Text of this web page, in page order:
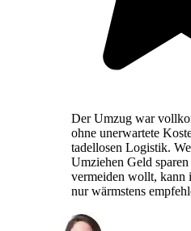
Der Umzug war
ohne unerwartete
tadellosen Logistik.
Umziehen Geld sparen
vermeiden wollt, kann
nur wärmstens